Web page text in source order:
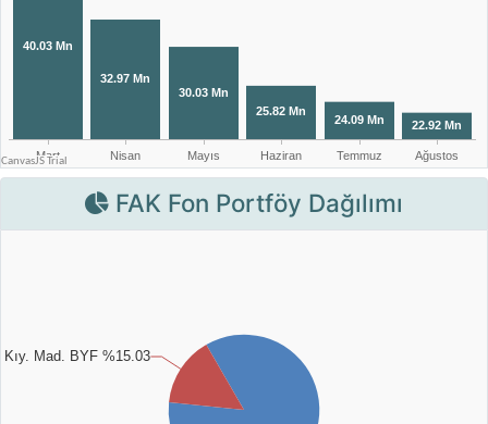
FAK Fon Portföy Dağılımı